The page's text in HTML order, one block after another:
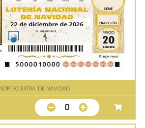
SORTEO EXTRA. DE NAVIDAD
0